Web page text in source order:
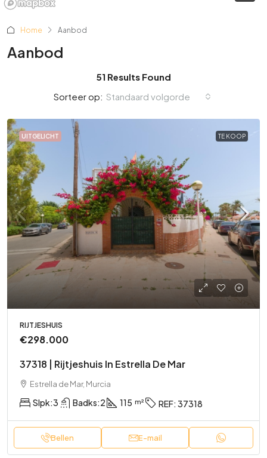
Home Aanbod
Aanbod
51 Results Found
Sorteer op: Standaard volgorde
UITGELICHT TE KOOP
RIJTJESHUIS
€298.000
37318 | Rijtjeshuis In Estrella De Mar
Estrella de Mar, Murcia
Slpk:3 Badks:2 115 REF: 37318
Bellen E-mail